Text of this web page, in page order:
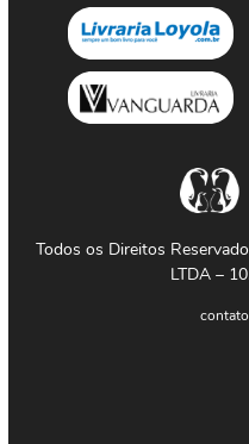
Todos os Direitos
LTDA –